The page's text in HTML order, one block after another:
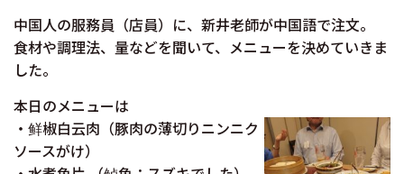
中国人の服務員（店員）に、新井老師が中国語で注文。
食材や調理法、量などを聞いて、メニューを決めていきま
した。
本日のメニューは
・鲜椒白云肉（豚肉の薄切りニンニク
ソースがけ）